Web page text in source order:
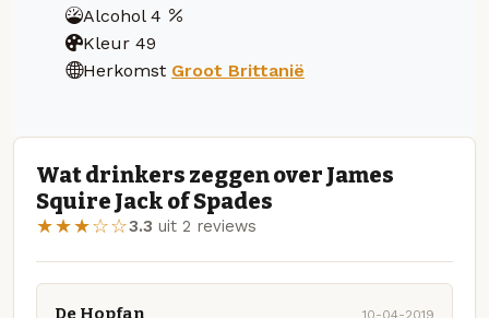
Alcohol 4
Kleur 49
Herkomst Groot Brittanië
Wat drinkers zeggen over James
Squire Jack of Spades
★★★☆☆3.3 uit 2 reviews
De Hopfan 10-04-2019